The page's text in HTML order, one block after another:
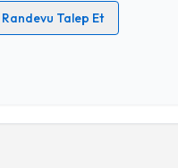
Randevu Talep Et
ilişkinAydınlatma Metni
Talebini Gönder